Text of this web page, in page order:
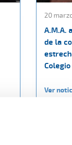
20
A.M.A.
de la
Ver